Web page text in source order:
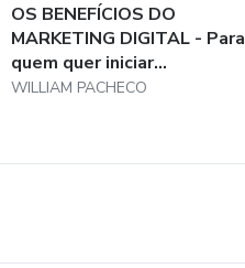
OS BENEFÍCIOS DO
MARKETING DIGITAL - Para
quem quer iniciar...
WILLIAM PACHECO